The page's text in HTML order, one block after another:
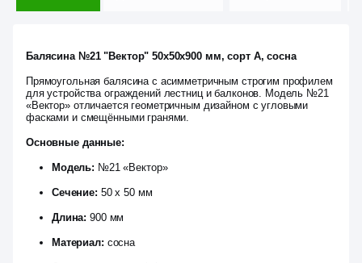
Балясина №21 "Вектор" 50х50х900 мм, сорт А, сосна
Прямоугольная балясина с асимметричным строгим профилем
для устройства ограждений лестниц и балконов. Модель №21
«Вектор» отличается геометричным дизайном с угловыми
фасками и смещёнными гранями.
Основные данные:
Модель: №21 «Вектор»
Сечение: 50 х 50 мм
Длина: 900 мм
Материал: сосна